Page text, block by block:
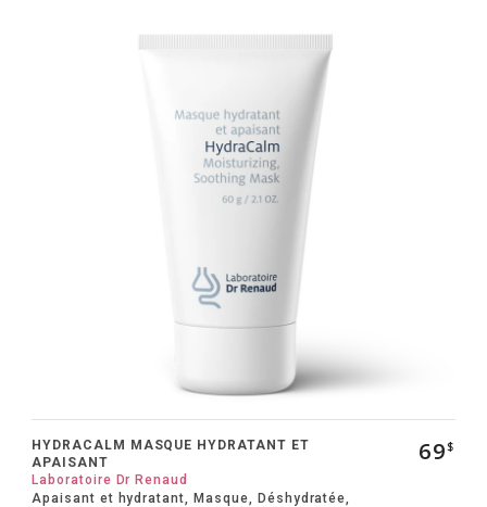
HYDRACALM MASQUE HYDRATANT ET
APAISANT
Laboratoire Dr Renaud
Apaisant et hydratant, Masque, Déshydratée,
69$